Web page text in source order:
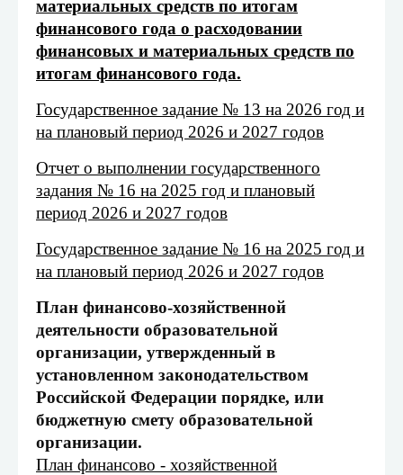
материальных средств по итогам
финансового года о расходовании
финансовых и материальных средств по
итогам финансового года.
Государственное задание № 13 на 2026 год и
на плановый период 2026 и 2027 годов
Отчет о выполнении государственного
задания № 16 на 2025 год и плановый
период 2026 и 2027 годов
Государственное задание № 16 на 2025 год и
на плановый период 2026 и 2027 годов
План финансово-хозяйственной
деятельности образовательной
организации, утвержденный в
установленном законодательством
Российской Федерации порядке, или
бюджетную смету образовательной
организации.
План финансово - хозяйственной